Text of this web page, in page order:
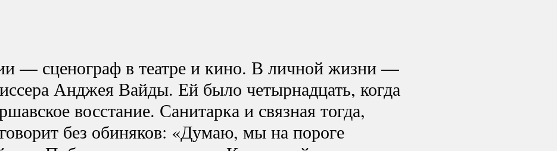
— сценограф в театре и кино. В личной жизни —
Анджея Вайды. Ей было четырнадцать, когда
восстание. Санитарка и связная тогда,
без обиняков: «Думаю, мы на пороге